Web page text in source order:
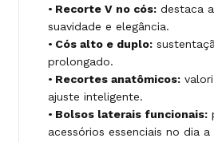
• Recorte V no cós: destaca
suavidade e elegância.
• Cós alto e duplo:
prolongado.
• Recortes anatômicos:
ajuste inteligente.
• Bolsos laterais funcionais:
acessórios essenciais no dia a